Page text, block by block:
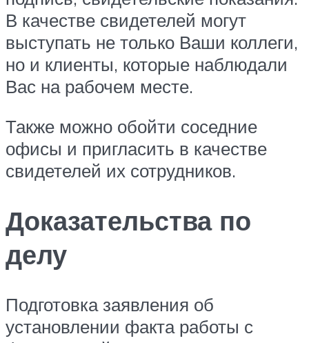
В качестве свидетелей могут
выступать не только Ваши коллеги,
но и клиенты, которые наблюдали
Вас на рабочем месте.
Также можно обойти соседние
офисы и пригласить в качестве
свидетелей их сотрудников.
Доказательства по
делу
Подготовка заявления об
установлении факта работы с